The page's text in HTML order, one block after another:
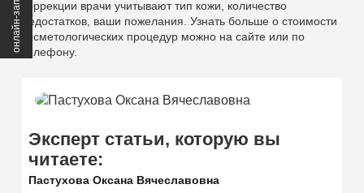
коррекции врачи учитывают тип кожи, количество
недостатков, ваши пожелания. Узнать больше о стоимости
косметологических процедур можно на сайте или по
телефону.
Эксперт статьи, которую вы
читаете:
Пастухова Оксана Вячеславовна
онлайн-запись